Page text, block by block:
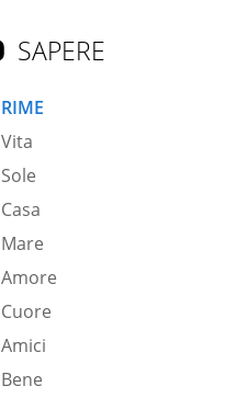
SAPERE
RIME
Vita
Sole
Casa
Mare
Amore
Cuore
Amici
Bene